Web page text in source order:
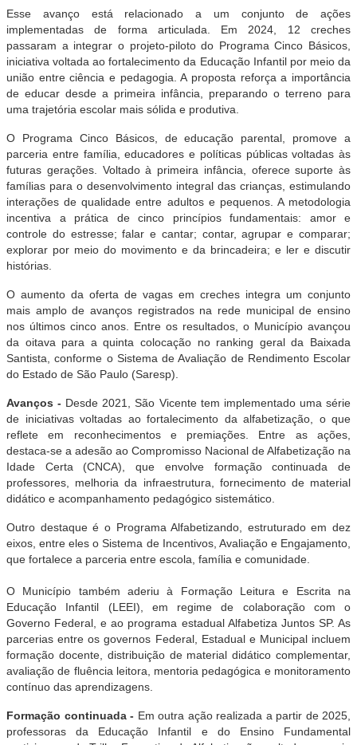
Esse avanço está relacionado a um conjunto de ações
implementadas de forma articulada. Em 2024, 12 creches
passaram a integrar o projeto-piloto do Programa Cinco Básicos,
iniciativa voltada ao fortalecimento da Educação Infantil por meio da
união entre ciência e pedagogia. A proposta reforça a importância
de educar desde a primeira infância, preparando o terreno para
uma trajetória escolar mais sólida e produtiva.
O Programa Cinco Básicos, de educação parental, promove a
parceria entre família, educadores e políticas públicas voltadas às
futuras gerações. Voltado à primeira infância, oferece suporte às
famílias para o desenvolvimento integral das crianças, estimulando
interações de qualidade entre adultos e pequenos. A metodologia
incentiva a prática de cinco princípios fundamentais: amor e
controle do estresse; falar e cantar; contar, agrupar e comparar;
explorar por meio do movimento e da brincadeira; e ler e discutir
histórias.
O aumento da oferta de vagas em creches integra um conjunto
mais amplo de avanços registrados na rede municipal de ensino
nos últimos cinco anos. Entre os resultados, o Município avançou
da oitava para a quinta colocação no ranking geral da Baixada
Santista, conforme o Sistema de Avaliação de Rendimento Escolar
do Estado de São Paulo (Saresp).
Avanços - Desde 2021, São Vicente tem implementado uma série
de iniciativas voltadas ao fortalecimento da alfabetização, o que
reflete em reconhecimentos e premiações. Entre as ações,
destaca-se a adesão ao Compromisso Nacional de Alfabetização na
Idade Certa (CNCA), que envolve formação continuada de
professores, melhoria da infraestrutura, fornecimento de material
didático e acompanhamento pedagógico sistemático.
Outro destaque é o Programa Alfabetizando, estruturado em dez
eixos, entre eles o Sistema de Incentivos, Avaliação e Engajamento,
que fortalece a parceria entre escola, família e comunidade.
O Município também aderiu à Formação Leitura e Escrita na
Educação Infantil (LEEI), em regime de colaboração com o
Governo Federal, e ao programa estadual Alfabetiza Juntos SP. As
parcerias entre os governos Federal, Estadual e Municipal incluem
formação docente, distribuição de material didático complementar,
avaliação de fluência leitora, mentoria pedagógica e monitoramento
contínuo das aprendizagens.
Formação continuada - Em outra ação realizada a partir de 2025,
professoras da Educação Infantil e do Ensino Fundamental